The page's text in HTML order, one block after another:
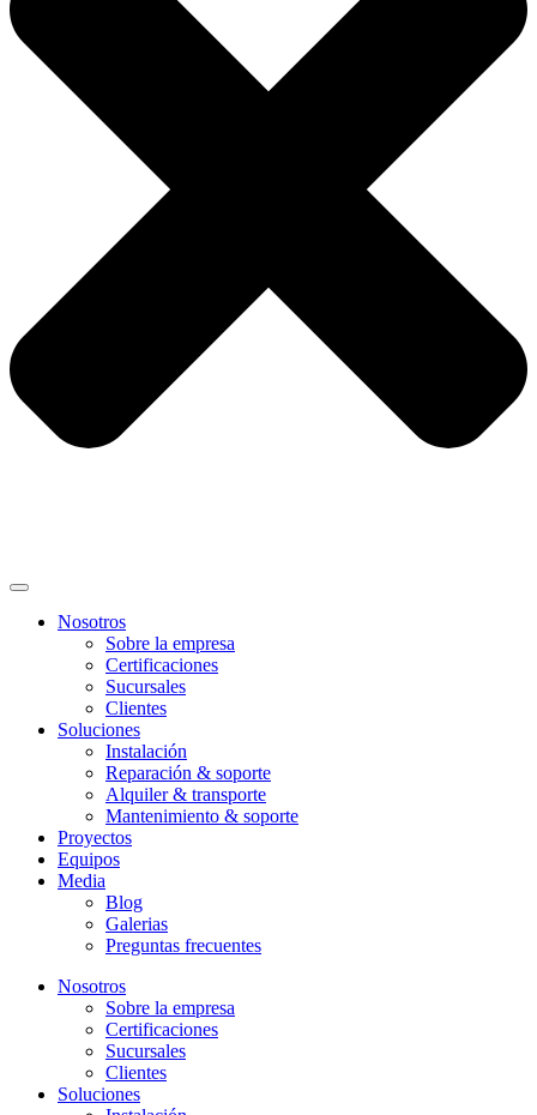
Nosotros
Sobre la empresa
Certificaciones
Sucursales
Clientes
Soluciones
Instalación
Reparación & soporte
Alquiler & transporte
Mantenimiento & soporte
Proyectos
Equipos
Media
Blog
Galerias
Preguntas frecuentes
Nosotros
Sobre la empresa
Certificaciones
Sucursales
Clientes
Soluciones